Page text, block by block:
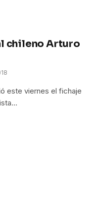
chileno Arturo
este viernes el fichaje